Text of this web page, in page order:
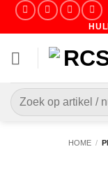
Zoeken
naar:
HOME /